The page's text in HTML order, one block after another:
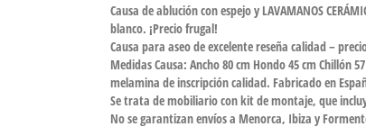
Causa de ablución con espejo y LAVAMANOS
blanco. ¡Precio frugal!
Causa para aseo de excelente reseña calidad –
Medidas Causa: Ancho 80 cm Hondo 45 cm Chillón
melamina de inscripción calidad. Fabricado en
Se trata de mobiliario con kit de montaje, que
No se garantizan envíos a Menorca, Ibiza y